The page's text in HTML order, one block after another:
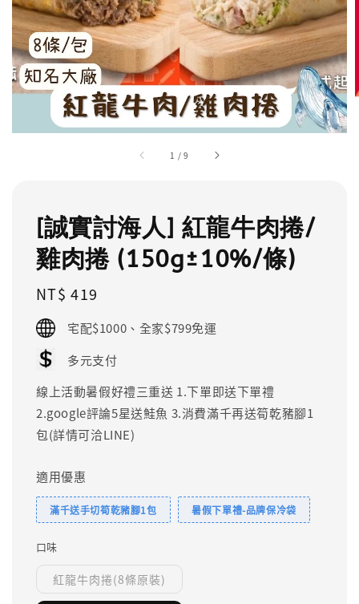
1 /9
[誠實討海人] 紅龍牛肉捲/
雞肉捲 (150g±10%/條)
Regular
price
NT$ 419
宅配$1000、全家$799免運
多元支付
線上活動暑假好禮三重送 1.下單即送下單禮
2.google評論5星送鮭魚 3.消費滿千再送筍乾豬腳1
包(詳情可洽LINE)
適用優惠
滿千送手切筍乾豬腳1包 暑假下單禮-品牌保冷袋
口味
紅龍牛肉捲(8條原裝)